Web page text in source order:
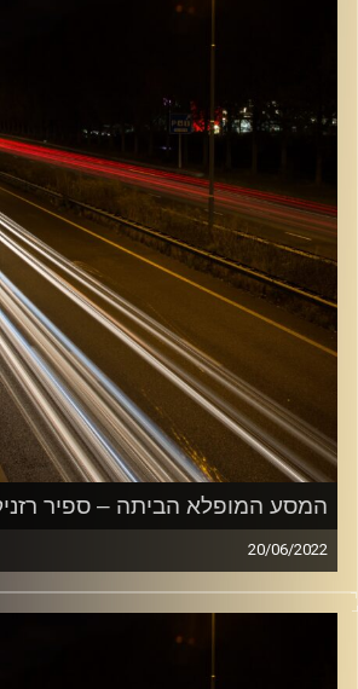
קרדיט תמונות:
המסע המופלא הביתה – ספיר
20/06/2022
מוזיקה שתלווה אותנו אחרי יום עבודה
הביתה בשלום עם ספיר רזניק.
קרדיט תמונות: